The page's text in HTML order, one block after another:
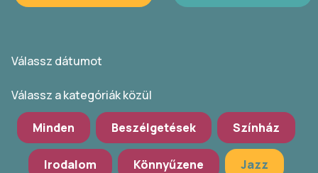
Válassz dátumot
Válassz a kategóriák közül
Minden Beszélgetések Színház
Irodalom Könnyűzene Jazz